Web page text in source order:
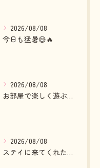
2026/08/08
今日も猛暑😅🔥
2026/08/08
お部屋で楽しく遊ぶわんこさん💓
2026/08/08
ステイに来てくれたプードルファミリー💓